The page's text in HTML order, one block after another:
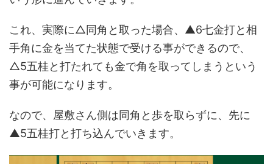
これ、実際に△同角と取った場合、▲6七金打と相
手角に金を当てた状態で受ける事ができるので、
△5五桂と打たれても金で角を取ってしまうという
事が可能になります。
なので、屋敷さん側は同角と歩を取らずに、先に
▲5五桂打と打ち込んでいきます。